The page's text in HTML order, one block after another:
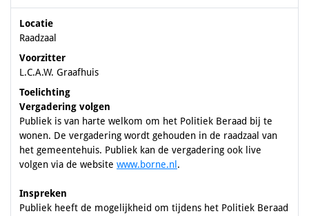
Locatie
Raadzaal
Voorzitter
L.C.A.W. Graafhuis
Toelichting
Vergadering volgen
Publiek is van harte welkom om het Politiek Beraad bij te
wonen. De vergadering wordt gehouden in de raadzaal van
het gemeentehuis. Publiek kan de vergadering ook live
volgen via de website www.borne.nl .
Inspreken
Publiek heeft de mogelijkheid om tijdens het Politiek Beraad